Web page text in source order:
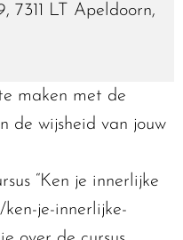
7311 LT Apeldoorn,
maken met de
de wijsheid van jouw
“Ken je innerlijke
ken-je-innerlijke-